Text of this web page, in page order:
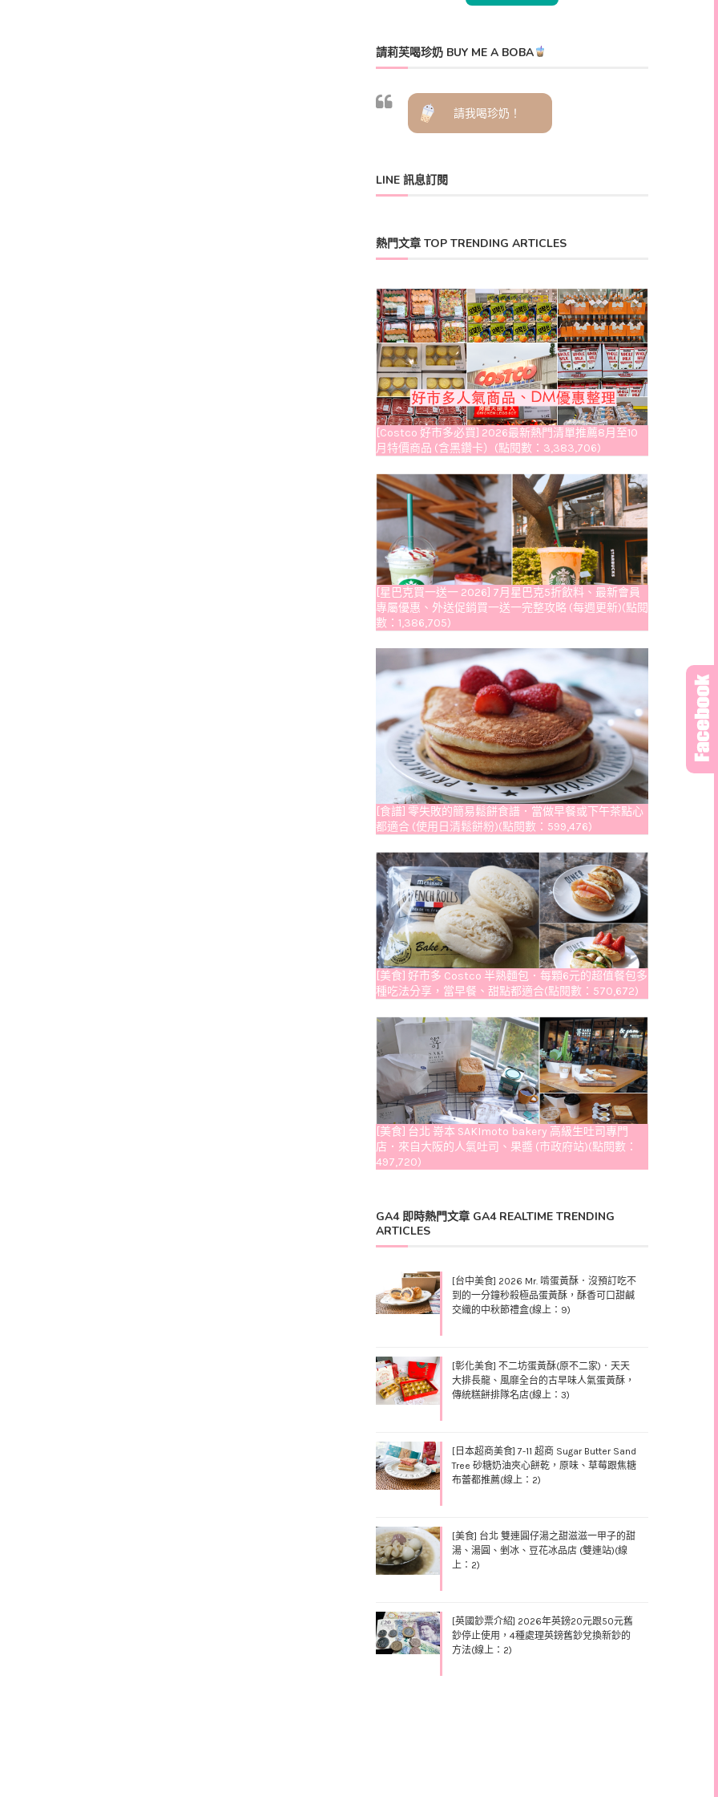
請莉芙喝珍奶 BUY ME A BOBA
請我喝珍奶！
LINE 訊息訂閱
熱門文章 TOP TRENDING ARTICLES
[Costco 好市多必買] 2026最新熱門清單推薦8月至10
月特價商品 (含黑鑽卡）(點閱數：3,383,706)
[星巴克買一送一 2026] 7月星巴克5折飲料、最新會員
專屬優惠、外送促銷買一送一完整攻略 (每週更新)(點閱
數：1,386,705)
[食譜] 零失敗的簡易鬆餅食譜．當做早餐或下午茶點心
都適合 (使用日清鬆餅粉)(點閱數：599,476)
[美食] 好市多 Costco 半熟麵包．每顆6元的超值餐包多
種吃法分享，當早餐、甜點都適合(點閱數：570,672)
[美食] 台北 嵜本 SAKImoto bakery 高級生吐司專門
店．來自大阪的人氣吐司、果醬 (市政府站)(點閱數：
497,720)
GA4 即時熱門文章 GA4 REALTIME TRENDING
ARTICLES
[台中美食] 2026 Mr. 啃蛋黃酥．沒預訂吃不
到的一分鐘秒殺極品蛋黃酥，酥香可口甜鹹
交織的中秋節禮盒(線上：9)
[彰化美食] 不二坊蛋黃酥(原不二家)．天天
大排長龍、風靡全台的古早味人氣蛋黃酥，
傳統糕餅排隊名店(線上：3)
[日本超商美食] 7-11 超商 Sugar Butter Sand
Tree 砂糖奶油夾心餅乾，原味、草莓跟焦糖
布蕾都推薦(線上：2)
[美食] 台北 雙連圓仔湯之甜滋滋一甲子的甜
湯、湯圓、剉冰、豆花冰品店 (雙連站)(線
上：2)
[英國鈔票介紹] 2026年英鎊20元跟50元舊
鈔停止使用，4種處理英鎊舊鈔兌換新鈔的
方法(線上：2)